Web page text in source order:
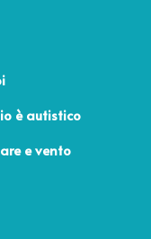
è autistico
e vento